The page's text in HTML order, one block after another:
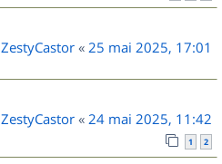
ZestyCastor « 25 mai 2025, 17:01
ZestyCastor « 24 mai 2025, 11:42
1 2